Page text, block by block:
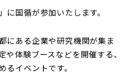
に国循が参加いたします。
にある企業や研究機関が集ま
や体験ブースなどを開催する、
るイベントです。